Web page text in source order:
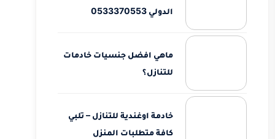
الدولي 0533370553
ماهي افضل جنسيات خادمات
للتنازل؟
خادمة اوغندية للتنازل – تلبي
كافة متطلبات المنزل